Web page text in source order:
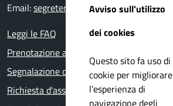
Email:segreteria@comune.muscoline.bs.it
Leggi le FAQ
Prenotazione appuntamento
Segnalazione disservizio
Richiesta d'assistenza
Avviso sull'utilizzo
dei cookies
Questo sito fa uso di
cookie per migliorare
l’esperienza di
navigazione degli